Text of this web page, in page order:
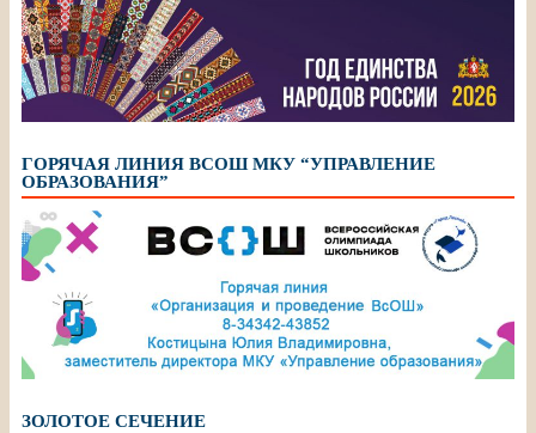
ГОРЯЧАЯ ЛИНИЯ ВСОШ МКУ “УПРАВЛЕНИЕ
ОБРАЗОВАНИЯ”
ЗОЛОТОЕ СЕЧЕНИЕ